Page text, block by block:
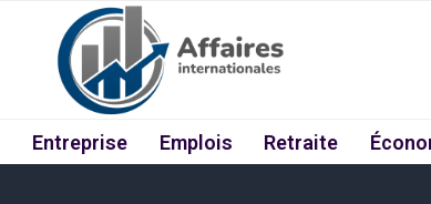
Entreprise Emplois Retraite